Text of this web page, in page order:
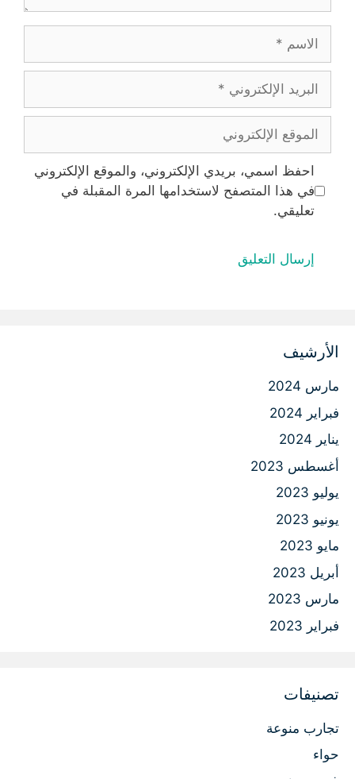
الإلكتروني
الإلكتروني
احفظ اسمي، بريدي الإلكتروني، والموقع الإلكتروني
في هذا المتصفح لاستخدامها المرة المقبلة في
تعليقي.
الأرشيف
مارس 2024
فبراير 2024
يناير 2024
أغسطس 2023
يوليو 2023
يونيو 2023
مايو 2023
أبريل 2023
مارس 2023
فبراير 2023
تصنيفات
تجارب منوعة
حواء